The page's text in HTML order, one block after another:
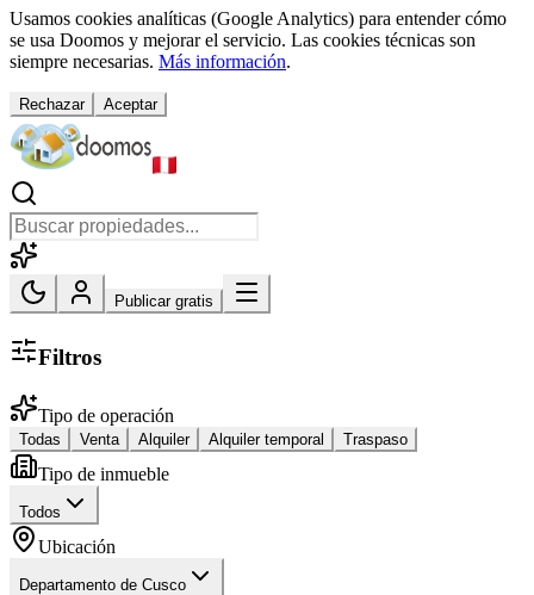
Usamos cookies analíticas (Google Analytics) para entender cómo
se usa Doomos y mejorar el servicio. Las cookies técnicas son
siempre necesarias. Más información.
Rechazar Aceptar
Publicar gratis
Filtros
Tipo de operación
Todas Venta Alquiler Alquiler temporal Traspaso
Tipo de inmueble
Todos
Ubicación
Departamento de Cusco